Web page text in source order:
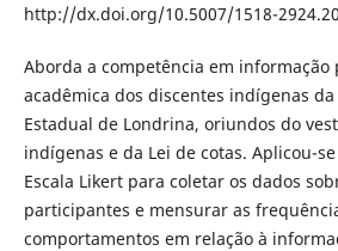
http://dx.doi.org/10.5007/1518-
Aborda a competência em informação
acadêmica dos discentes indígenas
Estadual de Londrina, oriundos do
indígenas e da Lei de cotas. Aplicou-
Escala Likert para coletar os dados
participantes e mensurar as
comportamentos em relação à